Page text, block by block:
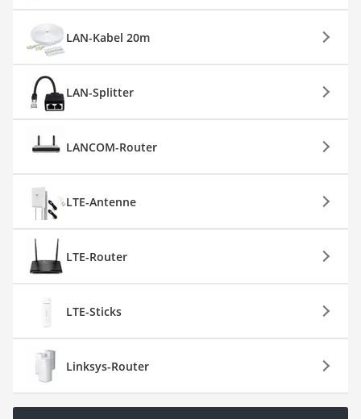
LAN-Kabel 20m
LAN-Splitter
LANCOM-Router
LTE-Antenne
LTE-Router
LTE-Sticks
Linksys-Router